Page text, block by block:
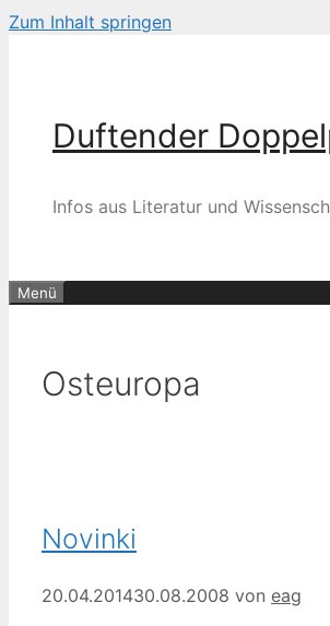
Zum Inhalt springen
Duftender
Infos aus Literatur und
Menü
Osteuropa
Novinki
20.04.201430.08.2008 von eag